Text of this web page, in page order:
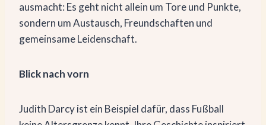
ausmacht: Es geht nicht allein um Tore und Punkte,
sondern um Austausch, Freundschaften und
gemeinsame Leidenschaft.
Blick nach vorn
Judith Darcy ist ein Beispiel dafür, dass Fußball